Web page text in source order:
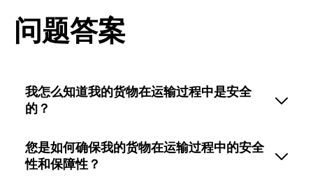
问题答案
我怎么知道我的货物在运输过程中是安全
的？
您是如何确保我的货物在运输过程中的安全
性和保障性？